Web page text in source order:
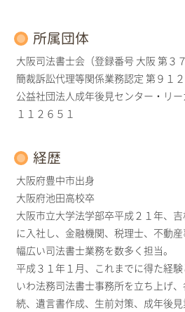
所属団体
大阪司法書士会（登録番号 大阪 第３７
簡裁訴訟代理等関係業務認定 第９１
公益社団法人成年後見センター・リ
１１２６５１
経歴
大阪府豊中市出身
大阪府池田高校卒
大阪市立大学法学部卒平成２１年、
に入社し、金融機関、税理士、不動
幅広い司法書士業務を数多く担当。
平成３１年１月、これまでに得た経
いわ法務司法書士事務所を立ち上げ
続、遺言書作成、生前対策、成年後